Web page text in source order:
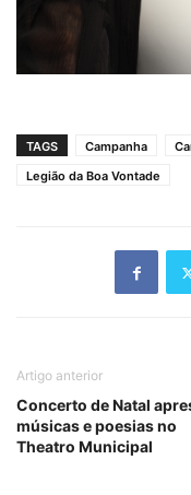
TAGS Campanha
Legião da Boa Vontade
Artigo anterior
Concerto de Natal
músicas e poesias no
Theatro Municipal